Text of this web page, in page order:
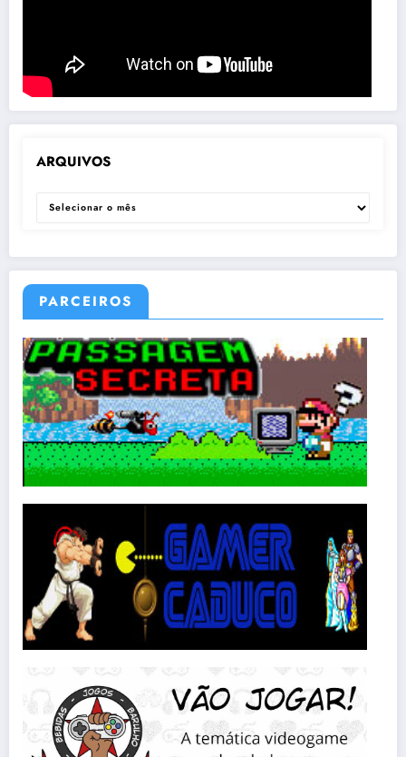
ARQUIVOS
ARQUIVOS
PARCEIROS